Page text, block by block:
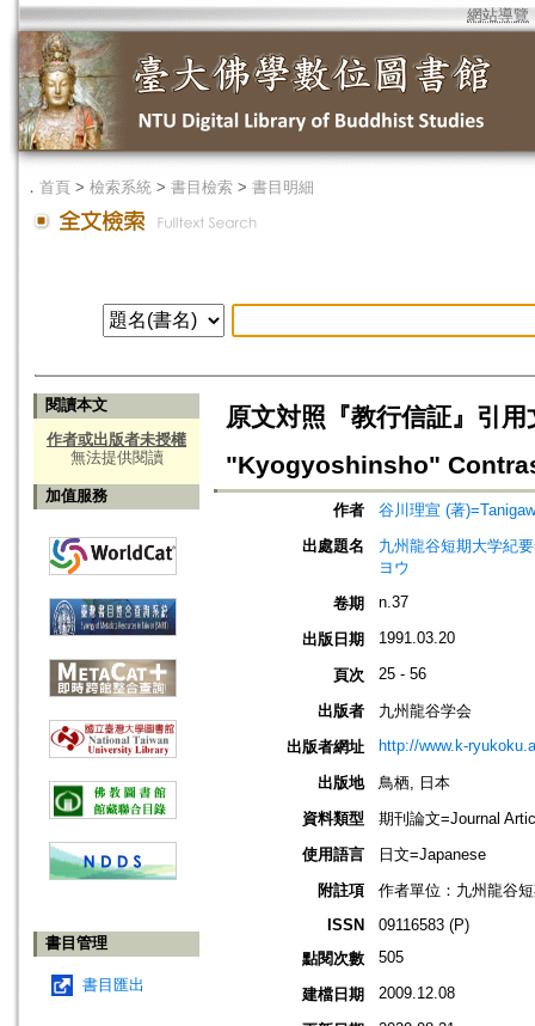
網站導覽
． 首頁 > 檢索系統 > 書目檢索 > 書目明細
閱讀本文
作者或出版者未授權
無法提供閱讀
加值服務
書目管理
書目匯出
原文対照『教行信証』引
"Kyogyoshinsho"
作者
谷川理宣 (著
出處題名
九州龍谷短期大学紀
ヨウ
卷期
n.37
出版日期 1991.03.20
頁次 25 - 56
出版者
九州龍谷学会
出版者網址
http://www.k-
出版地
鳥栖, 日本
資料類型
期刊論文=Journal
使用語言
日文=Japanese
附註項
作者單位：九州龍谷
ISSN
09116583 (P)
點閱次數
505
建檔日期 2009.12.08